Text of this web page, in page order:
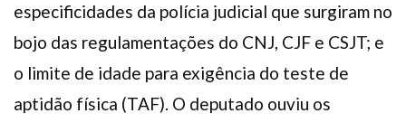
especificidades da polícia judicial que surgiram no
bojo das regulamentações do CNJ, CJF e CSJT; e
o limite de idade para exigência do teste de
aptidão física (TAF). O deputado ouviu os